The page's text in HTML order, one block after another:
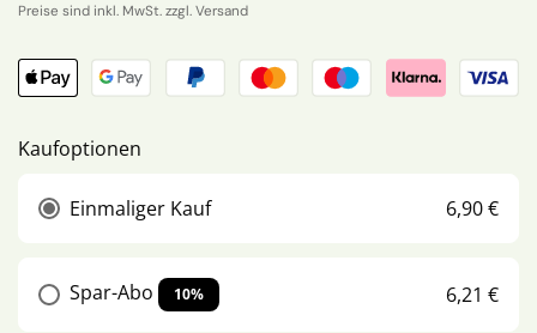
Preise sind inkl. MwSt. zzgl. Versand
Kaufoptionen
Einmaliger Kauf 6,90 €
Spar-Abo 10% 6,21 €